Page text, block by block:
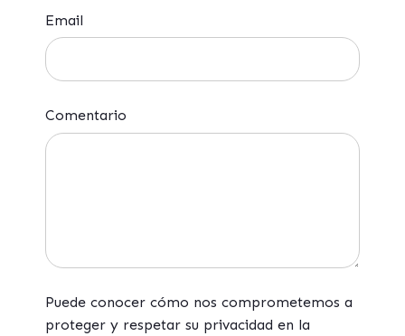
Email
Comentario
Puede conocer cómo nos comprometemos a
proteger y respetar su privacidad en la